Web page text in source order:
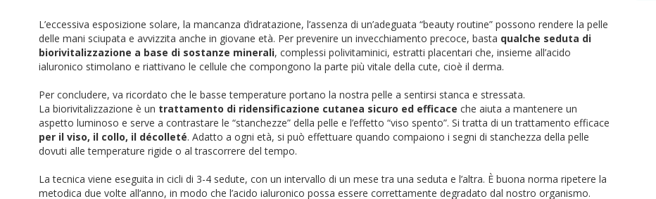
L’eccessiva esposizione solare, la mancanza d’idratazione, l’assenza di un’adeguata “beauty routine” possono rendere la pelle
delle mani sciupata e avvizzita anche in giovane età. Per prevenire un invecchiamento precoce, basta qualche seduta di
biorivitalizzazione a base di sostanze minerali, complessi polivitaminici, estratti placentari che, insieme all’acido
ialuronico stimolano e riattivano le cellule che compongono la parte più vitale della cute, cioè il derma.
Per concludere, va ricordato che le basse temperature portano la nostra pelle a sentirsi stanca e stressata.
La biorivitalizzazione è un trattamento di ridensificazione cutanea sicuro ed efficace che aiuta a mantenere un
aspetto luminoso e serve a contrastare le “stanchezze” della pelle e l’effetto “viso spento”. Si tratta di un trattamento efficace
per il viso, il collo, il décolleté. Adatto a ogni età, si può effettuare quando compaiono i segni di stanchezza della pelle
dovuti alle temperature rigide o al trascorrere del tempo.
La tecnica viene eseguita in cicli di 3-4 sedute, con un intervallo di un mese tra una seduta e l’altra. È buona norma ripetere la
metodica due volte all’anno, in modo che l’acido ialuronico possa essere correttamente degradato dal nostro organismo.